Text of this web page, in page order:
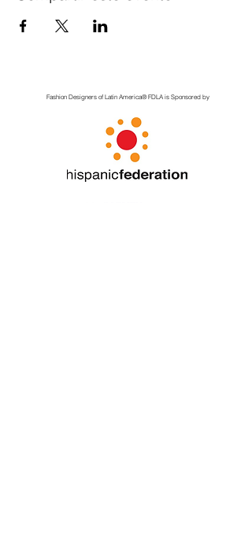
Fashion Designers of Latin America®️ FDLAis Sponsored by